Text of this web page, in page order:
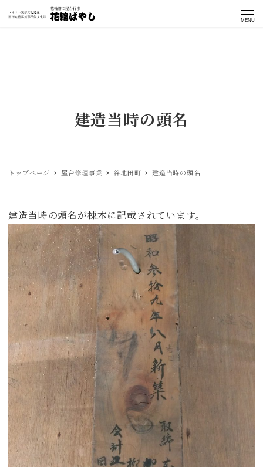
MENU
建造当時の頭名
トップページ 屋台修理事業 谷地田町 建造当時の頭名
建造当時の頭名が棟木に記載されています。